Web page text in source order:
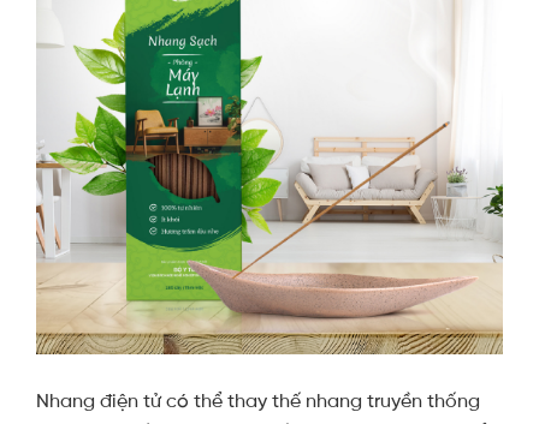
Nhang điện tử có thể thay thế nhang truyền thống